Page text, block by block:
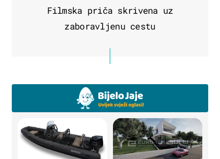
Filmska priča skrivena uz
zaboravljenu cestu